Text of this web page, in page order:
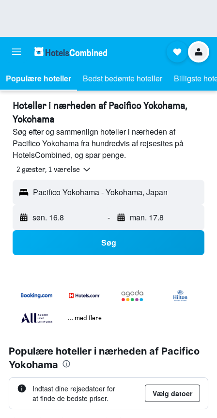
Populære hoteller Bedst bedømte hoteller Billigste
Hoteller i nærheden af Pacifico Yokohama,
Yokohama
Søg efter og sammenlign hoteller i nærheden af
Pacifico Yokohama fra hundredvis af rejsesites på
HotelsCombined, og spar penge.
2 gæster, 1 værelse
Pacifico Yokohama - Yokohama, Japan
søn. 16.8 - man. 17.8
Søg
... med flere
Populære hoteller i nærheden af Pacifico
Yokohama
Indtast dine rejsedatoer for
at finde de bedste priser.
Vælg datoer